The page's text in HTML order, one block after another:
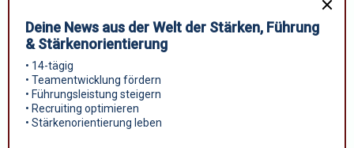
DAS KÖNNTE DIR AUCH GEFALLEN